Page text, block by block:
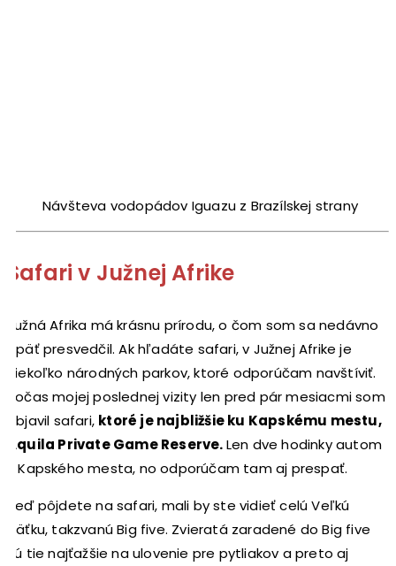
Návšteva vodopádov Iguazu z Brazílskej strany
Safari v Južnej Afrike
Južná Afrika má krásnu prírodu, o čom som sa nedávno
opäť presvedčil. Ak hľadáte safari, v Južnej Afrike je
niekoľko národných parkov, ktoré odporúčam navštíviť.
Počas mojej poslednej vizity len pred pár mesiacmi som
objavil safari, ktoré je najbližšie ku Kapskému mestu,
Aquila Private Game Reserve.Len dve hodinky autom
z Kapského mesta, no odporúčam tam aj prespať.
Keď pôjdete na safari, mali by ste vidieť celú Veľkú
päťku, takzvanú Big five. Zvieratá zaradené do Big five
sú tie najťažšie na ulovenie pre pytliakov a preto aj